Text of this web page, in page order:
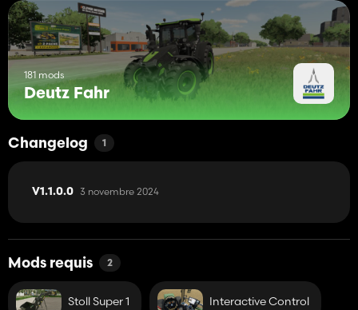
181 mods
Deutz Fahr
Changelog 1
V1.1.0.0 3 novembre 2024
Mods requis 2
Stoll Super 1 Interactive Control